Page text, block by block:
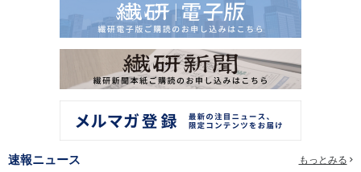
速報ニュース もっとみる